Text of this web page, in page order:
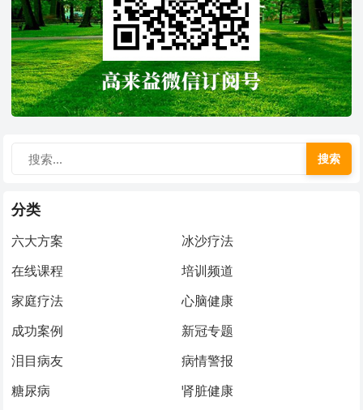
搜索
分类
六大方案
冰沙疗法
在线课程
培训频道
家庭疗法
心脑健康
成功案例
新冠专题
泪目病友
病情警报
糖尿病
肾脏健康